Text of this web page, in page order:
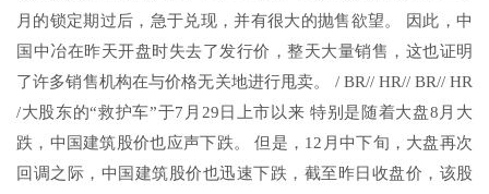
月的锁定期过后，急于兑现，并有很大的抛售欲望。 因此，中
国中冶在昨天开盘时失去了发行价，整天大量销售，这也证明
了许多销售机构在与价格无关地进行甩卖。 / BR// HR// BR// HR
/大股东的“救护车”于7月29日上市以来 特别是随着大盘8月大
跌，中国建筑股价也应声下跌。 但是，12月中下旬，大盘再次
回调之际，中国建筑股价也迅速下跌，截至昨日收盘价，该股